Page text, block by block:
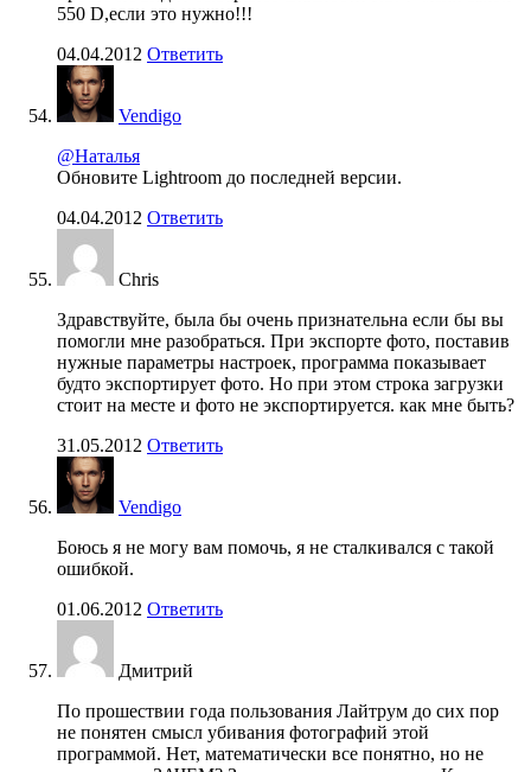
550 D,если это нужно!!!
04.04.2012 Ответить
Vendigo
@Наталья
Обновите Lightroom до последней версии.
04.04.2012 Ответить
Chris
Здравствуйте, была бы очень признательна если бы вы
помогли мне разобраться. При экспорте фото, поставив
нужные параметры настроек, программа показывает
будто экспортирует фото. Но при этом строка загрузки
стоит на месте и фото не экспортируется. как мне быть?
31.05.2012 Ответить
Vendigo
Боюсь я не могу вам помочь, я не сталкивался с такой
ошибкой.
01.06.2012 Ответить
Дмитрий
По прошествии года пользования Лайтрум до сих пор
не понятен смысл убивания фотографий этой
программой. Нет, математически все понятно, но не